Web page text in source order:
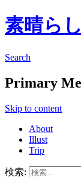
素晴ら
Search
Primary
Skip to content
About
Illust
Trip
検索: